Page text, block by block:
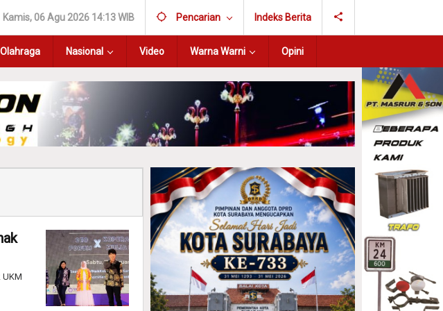
Kamis, 06 Agu 2026 14:13 WIB Pencarian Indeks Berita
Olahraga Nasional Video Warna Warni Opini
UKM